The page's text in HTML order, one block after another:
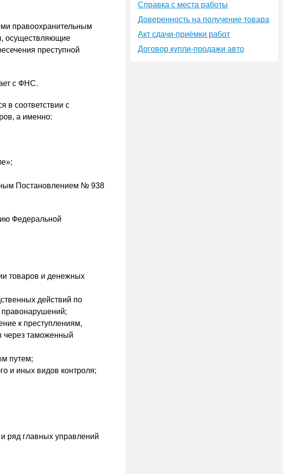
правоохранительным
осуществляющие
преступной
с ФНС.
в соответствии с
а именно:
Постановлением № 938
Федеральной
товаров и денежных
действий по
к преступлениям,
через таможенный
путем;
и иных видов контроля;
ряд главных управлений
Справка с места работы
Доверенность на получение товара
Акт сдачи-приёмки работ
Договор купли-продажи авто